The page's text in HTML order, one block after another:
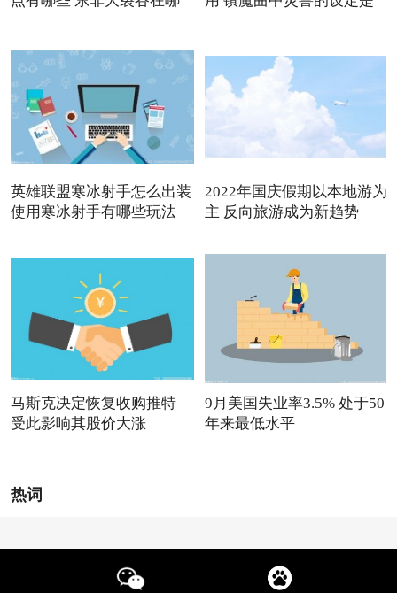
英雄联盟寒冰射手怎么出装
使用寒冰射手有哪些玩法
2022年国庆假期以本地游为
主 反向旅游成为新趋势
马斯克决定恢复收购推特
受此影响其股价大涨
9月美国失业率3.5% 处于50
年来最低水平
热词